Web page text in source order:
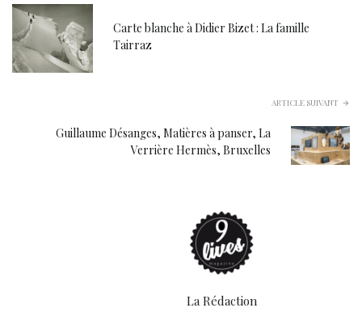
Carte blanche à Didier Bizet : La famille
Tairraz
ARTICLE SUIVANT
Guillaume Désanges, Matières à panser, La
Verrière Hermès, Bruxelles
La Rédaction